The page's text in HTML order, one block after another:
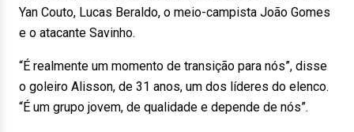
Yan Couto, Lucas Beraldo, o meio-campista João Gomes
e o atacante Savinho.
“É realmente um momento de transição para nós”, disse
o goleiro Alisson, de 31 anos, um dos líderes do elenco.
“É um grupo jovem, de qualidade e depende de nós”.